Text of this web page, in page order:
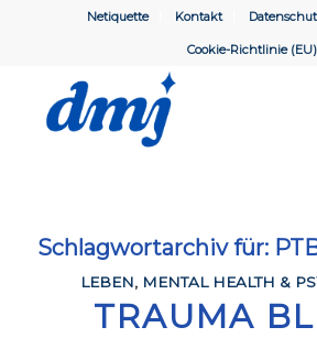
Netiquette Kontakt
Cookie-Richtlinie (EU)
Schlagwortarchiv für:
LEBEN, MENTAL HEALTH &
TRAUMA